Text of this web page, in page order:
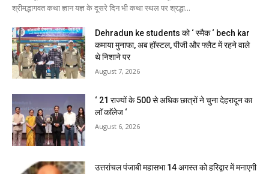
श्रीमद्भागवत कथा ज्ञान यज्ञ के दूसरे दिन भी कथा स्थल पर श्रद्धा...
Dehradun ke students को ‘ स्मैक ‘ bech kar
कमाया मुनाफा, अब हॉस्टल, पीजी और फ्लैट में रहने वाले
थे निशाने पर
August 7, 2026
‘ 21 राज्यों के 500 से अधिक छात्रों ने चुना देहरादून का
लाॅ काॅलेज ‘
August 6, 2026
उत्तरांचल पंजाबी महासभा 14 अगस्त को हरिद्वार में मनाएगी